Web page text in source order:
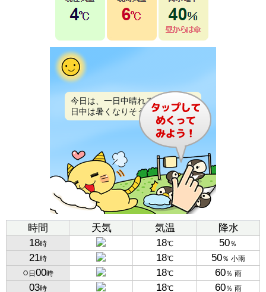
今日は、一日中晴れるでしょう。
日中は暑くなりそうです。
時間 天気 気温
降水
18時 18℃ 50％
21時 18℃ 50％ 小雨
○ 日 00時 18℃ 60％ 雨
03時 18℃ 60％ 雨